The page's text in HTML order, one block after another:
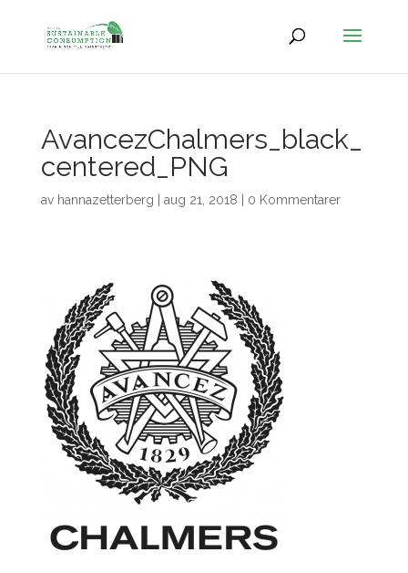
AvancezChalmers_black_
centered_PNG
av hannazetterberg aug 21, 2018 0 Kommentarer